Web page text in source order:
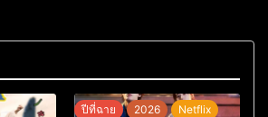
ปีที่ฉาย 2026
Netflix